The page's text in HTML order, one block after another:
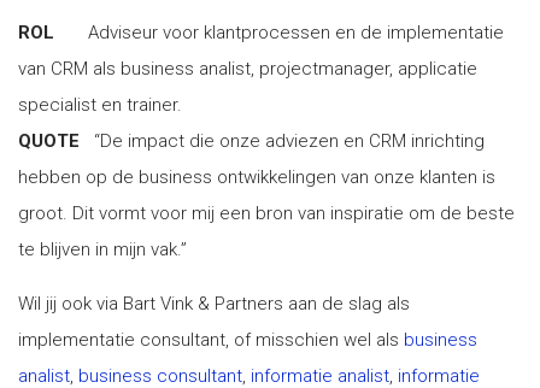
ROL Adviseur voor klantprocessen en de implementatie
van CRM als business analist, projectmanager, applicatie
specialist en trainer.
QUOTE “De impact die onze adviezen en CRM inrichting
hebben op de business ontwikkelingen van onze klanten is
groot. Dit vormt voor mij een bron van inspiratie om de beste
te blijven in mijn vak.”
Wil jij ook via Bart Vink & Partners aan de slag als
implementatie consultant, of misschien wel als business
analist, business consultant, informatie analist, informatie